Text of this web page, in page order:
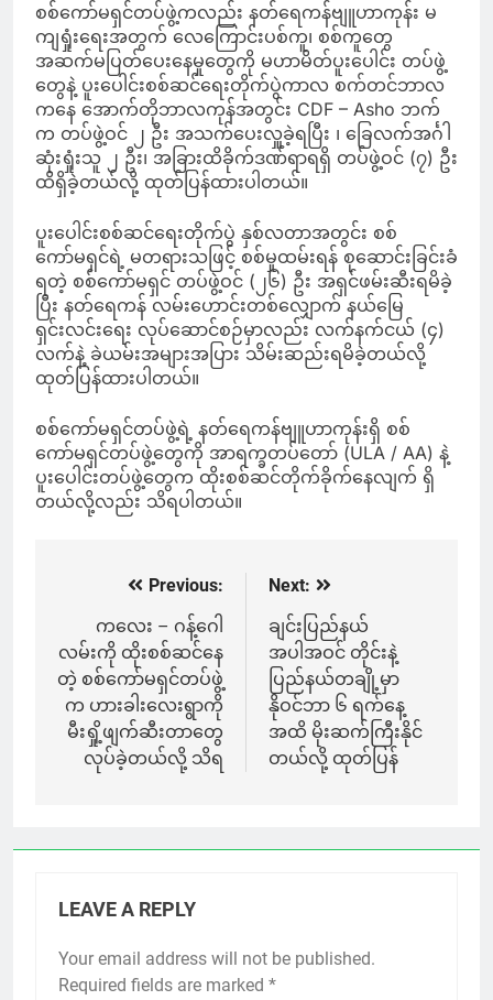
စစ်ကော်မရှင်တပ်ဖွဲ့ကလည်း နတ်ရေကန်ဗျူဟာကုန်း မ
ကျရှုံးရေးအတွက် လေကြောင်းပစ်ကူ၊ စစ်ကူတွေ
အဆက်မပြတ်ပေးနေမှုတွေကို မဟာမိတ်ပူးပေါင်း တပ်ဖွဲ့
တွေနဲ့ ပူးပေါင်းစစ်ဆင်ရေးတိုက်ပွဲကာလ စက်တင်ဘာလ
ကနေ အောက်တိုဘာလကုန်အတွင်း CDF – Asho ဘက်
က တပ်ဖွဲ့ဝင် ၂ ဦး အသက်ပေးလှူခဲ့ရပြီး ၊ ခြေလက်အင်္ဂါ
ဆုံးရှုံးသူ ၂ ဦး၊ အခြားထိခိုက်ဒဏ်ရာရရှိ တပ်ဖွဲ့ဝင် (၇) ဦး
ထိရှိခဲ့တယ်လို့ ထုတ်ပြန်ထားပါတယ်။
ပူးပေါင်းစစ်ဆင်ရေးတိုက်ပွဲ နှစ်လတာအတွင်း စစ်
ကော်မရှင်ရဲ့ မတရားသဖြင့် စစ်မှုထမ်းရန် စုဆောင်းခြင်းခံ
ရတဲ့ စစ်ကော်မရှင် တပ်ဖွဲ့ဝင် (၂၆) ဦး အရှင်ဖမ်းဆီးရမိခဲ့
ပြီး နတ်ရေကန် လမ်းဟောင်းတစ်လျှောက် နယ်မြေ
ရှင်းလင်းရေး လုပ်ဆောင်စဉ်မှာလည်း လက်နက်ငယ် (၄)
လက်နဲ့ ခဲယမ်းအများအပြား သိမ်းဆည်းရမိခဲ့တယ်လို့
ထုတ်ပြန်ထားပါတယ်။
စစ်ကော်မရှင်တပ်ဖွဲ့ရဲ့ နတ်ရေကန်ဗျူဟာကုန်းရှိ စစ်
ကော်မရှင်တပ်ဖွဲ့တွေကို အာရက္ခတပ်တော် (ULA / AA) နဲ့
ပူးပေါင်းတပ်ဖွဲ့တွေက ထိုးစစ်ဆင်တိုက်ခိုက်နေလျက် ရှိ
တယ်လို့လည်း သိရပါတယ်။
navigation
Previous:
ကလေး – ဂန့်ဂေါ
လမ်းကို ထိုးစစ်ဆင်နေ
တဲ့ စစ်ကော်မရှင်တပ်ဖွဲ့
က ဟားခါးလေးရွာကို
မီးရှို့ဖျက်ဆီးတာတွေ
လုပ်ခဲ့တယ်လို့ သိရ
Next:
ချင်းပြည်နယ်
အပါအဝင် တိုင်းနဲ့
ပြည်နယ်တချို့မှာ
နိုဝင်ဘာ ၆ ရက်နေ့
အထိ မိုးဆက်ကြီးနိုင်
တယ်လို့ ထုတ်ပြန်
LEAVE A REPLY
Your email address will not be published.
Required fields are marked *